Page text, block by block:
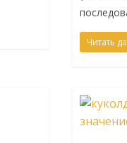
Читать